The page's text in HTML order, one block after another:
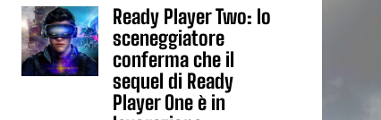
Ready Player Two: lo
sceneggiatore
conferma che il
sequel di Ready
Player One è in